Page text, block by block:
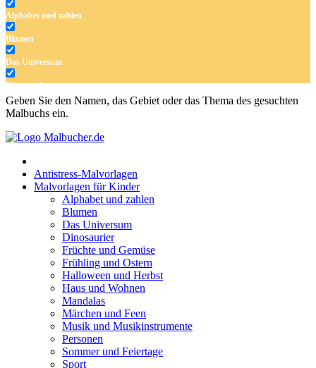
Alphabet und zahlen
Blumen
Das Universum
Dinosaurier
Früchte und Gemüse
Frühling und Ostern
Haus und Wohnen
Märchen und Feen
Musik und Musikinstrumente
Sommer und Feiertage
Teddys und Pferde
Tiere und Natur
Geben Sie den Namen, das Gebiet oder das Thema des gesuchten
Malbuchs ein.
Antistress-Malvorlagen
Malvorlagen für Kinder
Alphabet und zahlen
Blumen
Das Universum
Dinosaurier
Früchte und Gemüse
Frühling und Ostern
Halloween und Herbst
Haus und Wohnen
Mandalas
Märchen und Feen
Musik und Musikinstrumente
Personen
Sommer und Feiertage
Sport